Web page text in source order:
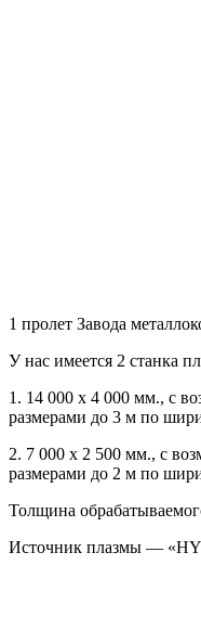
1 пролет Завода
У нас имеется 2 станка
1. 14 000 х 4 000 мм., с
размерами до 3 м по
2. 7 000 х 2 500 мм., с
размерами до 2 м по
Толщина
Источник плазмы —